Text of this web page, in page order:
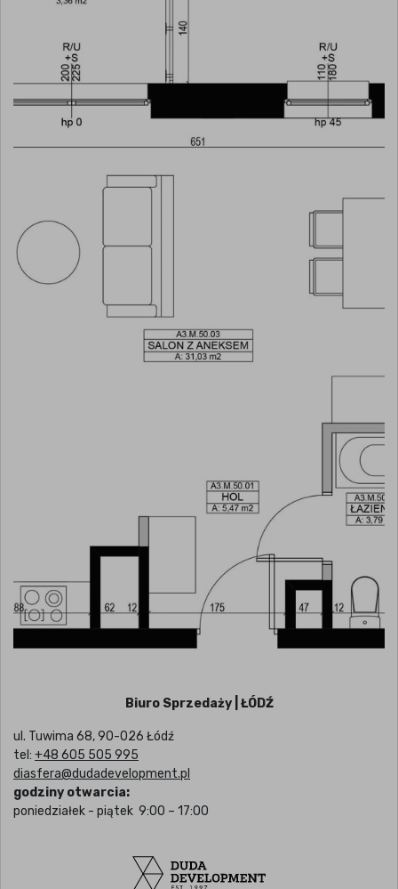
Biuro Sprzedaży | ŁÓDŹ
ul. Tuwima 68, 90-026 Łódź
tel: +48 605 505 995
diasfera@dudadevelopment.pl
godziny otwarcia:
poniedziałek - piątek 9:00 – 17:00